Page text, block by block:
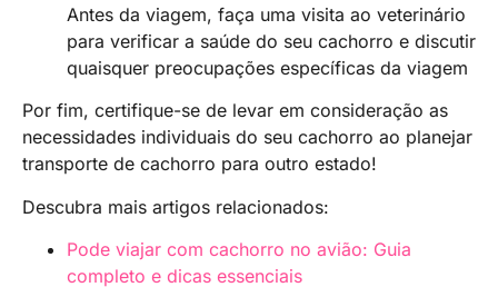
Antes da viagem, faça uma visita ao veterinário
para verificar a saúde do seu cachorro e discutir
quaisquer preocupações específicas da viagem
Por fim, certifique-se de levar em consideração as
necessidades individuais do seu cachorro ao planejar
transporte de cachorro para outro estado!
Descubra mais artigos relacionados:
Pode viajar com cachorro no avião: Guia
completo e dicas essenciais